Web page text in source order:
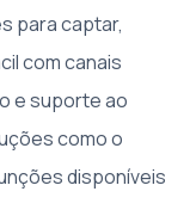
para captar,
com canais
e suporte ao
como o
disponíveis